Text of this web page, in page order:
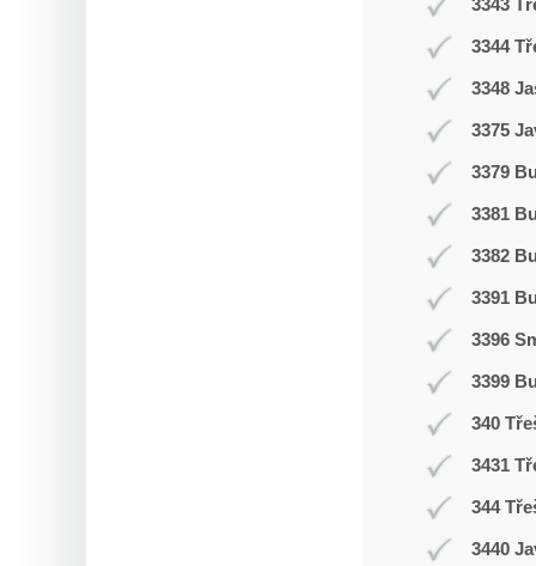
3343
3344
3348
3375
3379
3381
3382
3391
3396
3399
340
3431
344
3440